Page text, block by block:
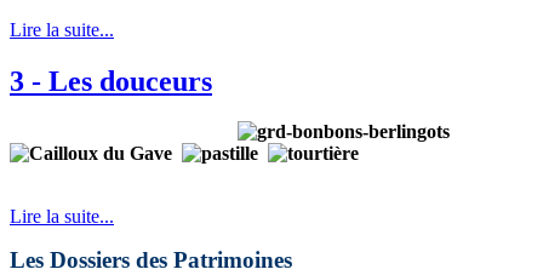
Lire la suite...
3 - Les douceurs
Lire la suite...
Les Dossiers des Patrimoines